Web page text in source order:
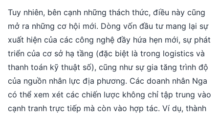
Tuy nhiên, bên cạnh những thách thức, điều này cũng
mở ra những cơ hội mới. Dòng vốn đầu tư mang lại sự
xuất hiện của các công nghệ đầy hứa hẹn mới, sự phát
triển của cơ sở hạ tầng (đặc biệt là trong logistics và
thanh toán kỹ thuật số), cũng như sự gia tăng trình độ
của nguồn nhân lực địa phương. Các doanh nhân Nga
có thể xem xét các chiến lược không chỉ tập trung vào
cạnh tranh trực tiếp mà còn vào hợp tác. Ví dụ, thành